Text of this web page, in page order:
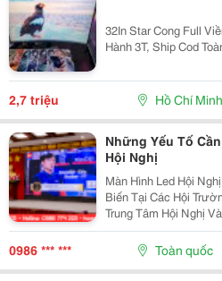
32In Star Cong Full Viền 165Hz
2,7 triệu Hồ Chí Minh
Những Yếu Tố
Hội Nghị
Màn Hình Led Hội
Biến Tại Các Hội
Trung Tâm Hội Nghị
Nhờ Khả Năng Hiển
Định. Tuy Nhiên,
0986 *** *** Toàn quốc